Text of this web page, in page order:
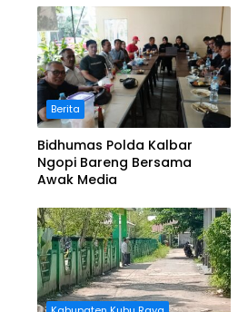
Berita
Bidhumas Polda Kalbar
Ngopi Bareng Bersama
Awak Media